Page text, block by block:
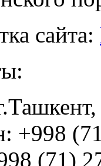
сайта:
+998
(71)